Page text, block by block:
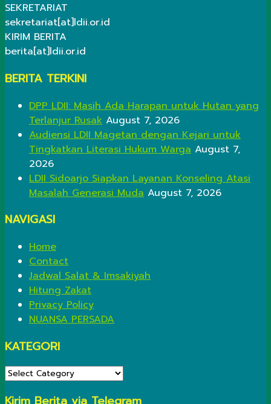
SEKRETARIAT
sekretariat[at]ldii.or.id
KIRIM BERITA
berita[at]ldii.or.id
BERITA TERKINI
DPP LDII: Masih Ada Harapan untuk Hutan yang
Terlanjur Rusak August 7, 2026
Audiensi LDII Magetan dengan Kejari untuk
Tingkatkan Literasi Hukum Warga August 7,
2026
LDII Sidoarjo Siapkan Layanan Konseling Atasi
Masalah Generasi Muda August 7, 2026
NAVIGASI
Home
Contact
Jadwal Salat & Imsakiyah
Hitung Zakat
Privacy Policy
NUANSA PERSADA
KATEGORI
KATEGORI